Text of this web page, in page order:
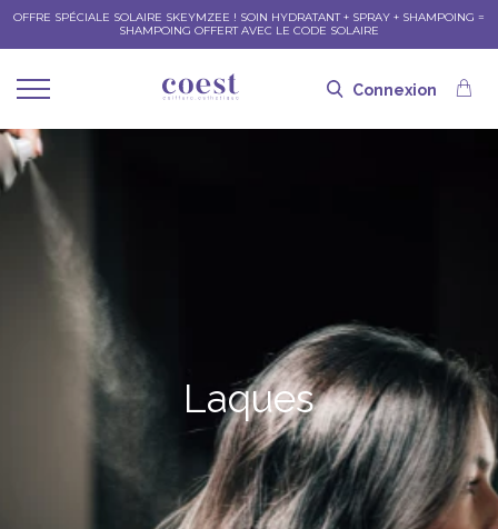
OFFRE SPÉCIALE SOLAIRE SKEYMZEE ! SOIN HYDRATANT + SPRAY + SHAMPOING =
SHAMPOING OFFERT AVEC LE CODE SOLAIRE
Connexion
Laques